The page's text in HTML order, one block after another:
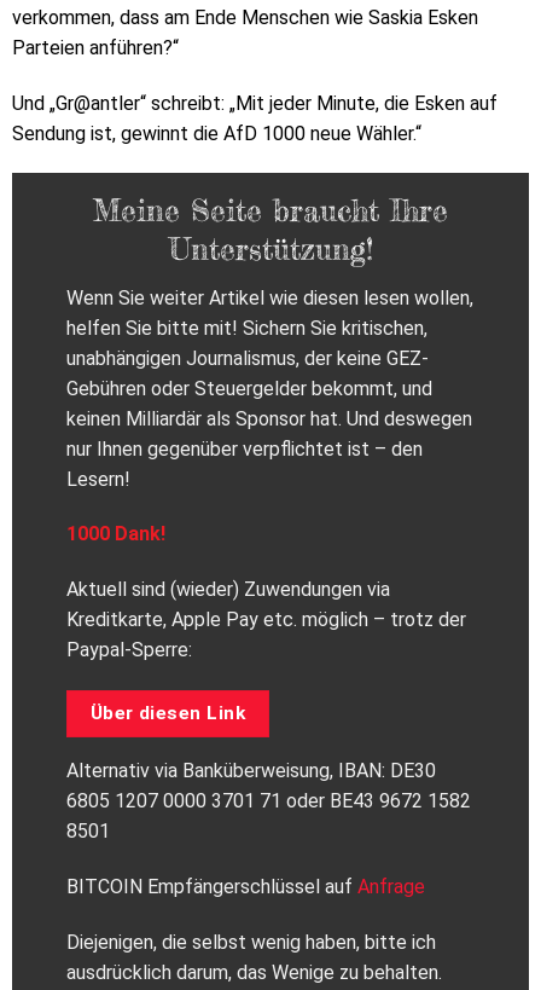
verkommen, dass am Ende Menschen wie Saskia Esken
Parteien anführen?“
Und „Gr@antler“ schreibt: „Mit jeder Minute, die Esken auf
Sendung ist, gewinnt die AfD 1000 neue Wähler.“
Meine Seite braucht Ihre
Unterstützung!
Wenn Sie weiter Artikel wie diesen lesen wollen,
helfen Sie bitte mit! Sichern Sie kritischen,
unabhängigen Journalismus, der keine GEZ-
Gebühren oder Steuergelder bekommt, und
keinen Milliardär als Sponsor hat. Und deswegen
nur Ihnen gegenüber verpflichtet ist – den
Lesern!
1000 Dank!
Aktuell sind (wieder) Zuwendungen via
Kreditkarte, Apple Pay etc. möglich – trotz der
Paypal-Sperre:
Über diesen Link
Alternativ via Banküberweisung, IBAN: DE30
6805 1207 0000 3701 71 oder BE43 9672 1582
8501
BITCOIN Empfängerschlüssel auf Anfrage
Diejenigen, die selbst wenig haben, bitte ich
ausdrücklich darum, das Wenige zu behalten.